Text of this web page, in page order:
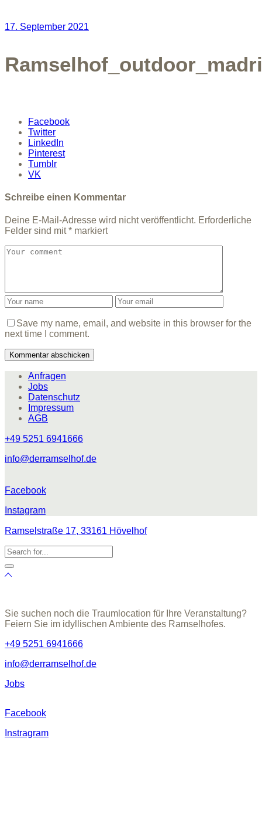
17. September 2021
Facebook
Twitter
LinkedIn
Pinterest
Tumblr
VK
Schreibe einen Kommentar
Deine E-Mail-Adresse wird nicht veröffentlicht. Erforderliche
Felder sind mit* markiert
Save my name, email, and website in this browser for the
next time I comment.
Anfragen
Jobs
Datenschutz
Impressum
AGB
+49 5251 6941666
info@derramselhof.de
Facebook
Instagram
Ramselstraße 17, 33161 Hövelhof
Sie suchen noch die Traumlocation für Ihre Veranstaltung?
Feiern Sie im idyllischen Ambiente des Ramselhofes.
+49 5251 6941666
info@derramselhof.de
Jobs
Facebook
Instragram